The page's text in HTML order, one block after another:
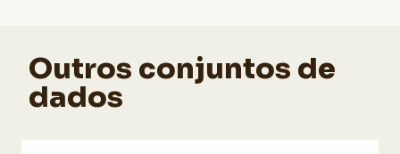
Outros conjuntos de
dados